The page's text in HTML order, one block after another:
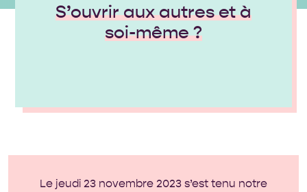
S’ouvrir aux autres et à
soi-même ?
Le jeudi 23 novembre 2023 s’est tenu notre